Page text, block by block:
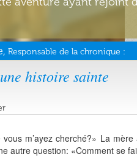
Responsable de la chronique :
histoire sainte
m’ayez cherché?» La
autre question: «Comment se